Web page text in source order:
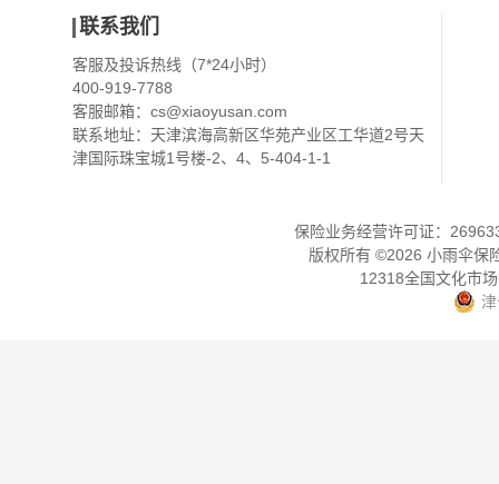
联系我们
客服及投诉热线（7*24小时）
400-919-7788
客服邮箱： cs@xiaoyusan.com
联系地址：天津滨海高新区华苑产业区工华道2号天
津国际珠宝城1号楼-2、4、5-404-1-1
保险业务经营许可证：
版权所有 ©2026 小雨伞保
12318全国文化市